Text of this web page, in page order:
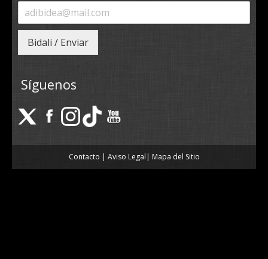
Bidali / Enviar
Síguenos
Contacto | Aviso Legal| Mapa del Sitio